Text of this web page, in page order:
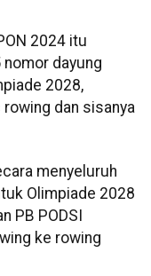
2024 itu
dayung
2028,
dan sisanya
menyeluruh
Olimpiade 2028
PB PODSI
ke rowing